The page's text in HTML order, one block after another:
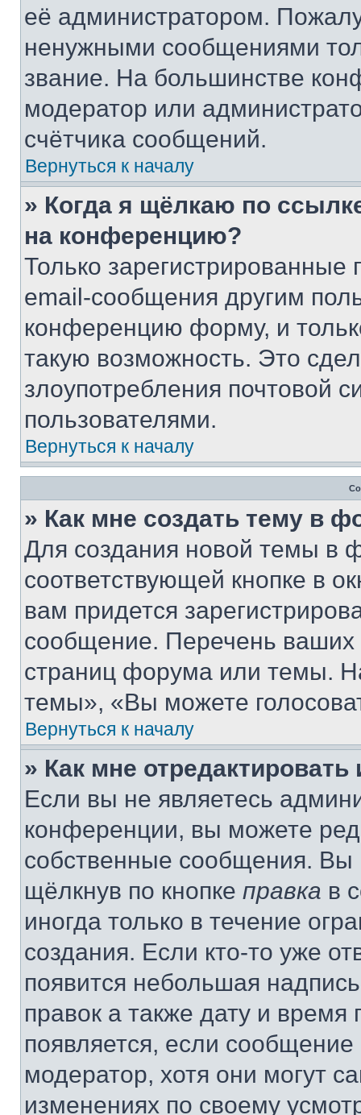
её администратором.
ненужными сообщениями
звание. На большинстве
модератор или
счётчика сообщений.
Вернуться к началу
» Когда я щёлкаю по
на конференцию?
Только зарегистрированные
email-сообщения другим
конференцию форму, и
такую возможность. Это
злоупотребления почтовой
пользователями.
Вернуться к началу
» Как мне создать тему в
Для создания новой темы в
соответствующей кнопке в
вам придется
сообщение. Перечень ваших
страниц форума или темы.
темы», «Вы можете
Вернуться к началу
» Как мне
Если вы не являетесь
конференции, вы можете
собственные сообщения. Вы
щёлкнув по кнопке правка в
иногда только в течение
создания. Если кто-то уже
появится небольшая
правок а также дату и
появляется, если
модератор, хотя они могут
изменениях по своему